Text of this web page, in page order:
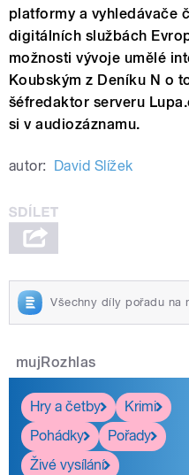
platformy a vyhledávače
digitálních službách
možnosti vývoje umělé
Koubským z Deníku N o
šéfredaktor serveru
si v audiozáznamu.
autor: David Slížek
Všechny díly pořadu na
mujRozhlas
Hry a četby
Krimi
Pohádky
Pořady
Živé vysílání